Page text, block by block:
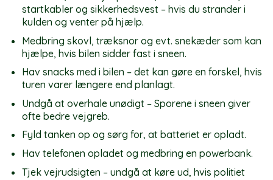
startkabler og sikkerhedsvest – hvis du strander i
kulden og venter på hjælp.
Medbring skovl, træksnor og evt. snekæder som kan
hjælpe, hvis bilen sidder fast i sneen.
Hav snacks med i bilen – det kan gøre en forskel, hvis
turen varer længere end planlagt.
Undgå at overhale unødigt – Sporene i sneen giver
ofte bedre vejgreb.
Fyld tanken op og sørg for, at batteriet er opladt.
Hav telefonen opladet og medbring en powerbank.
Tjek vejrudsigten – undgå at køre ud, hvis politiet